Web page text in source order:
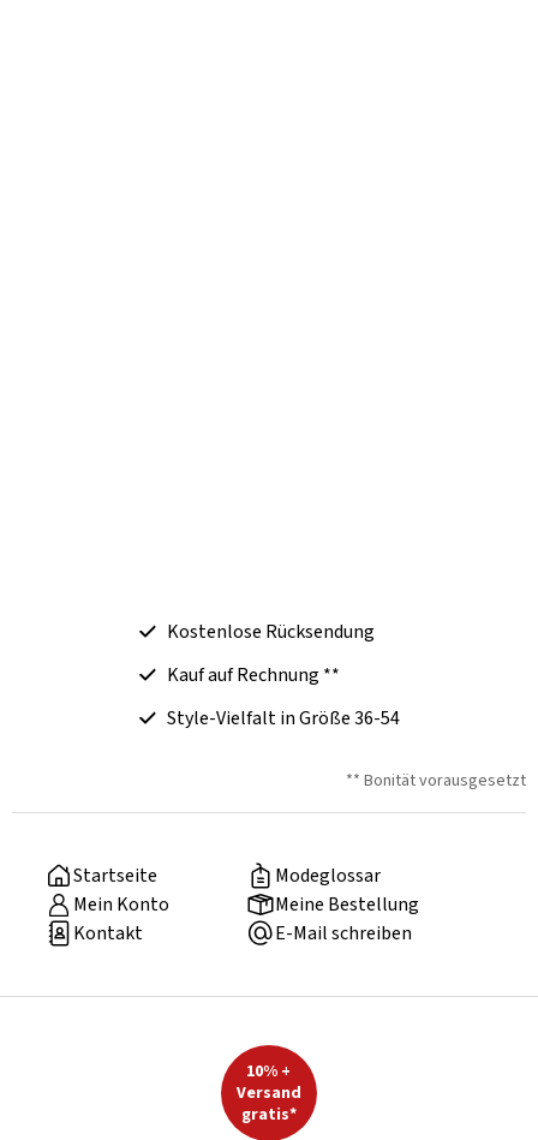
Kostenlose Rücksendung
Kauf auf Rechnung **
Style-Vielfalt in Größe 36-54
** Bonität vorausgesetzt
Startseite
Modeglossar
Mein Konto
Meine Bestellung
Kontakt
E-Mail schreiben
10% +
Versand
gratis*